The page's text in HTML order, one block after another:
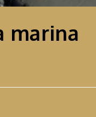
marina